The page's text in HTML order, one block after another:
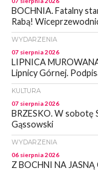
BOCHNIA. Fatalny
Rabą!
WYDARZENIA
07 sierpnia 2026
LIPNICA
Lipnicy Górnej.
KULTURA
07 sierpnia 2026
BRZESKO. W sobotę
Gąssowski
WYDARZENIA
06 sierpnia 2026
Z BOCHNI NA